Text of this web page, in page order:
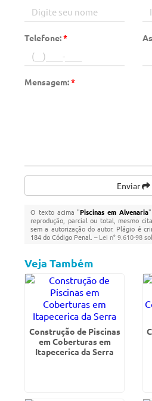
Telefone:*
Mensagem:*
Enviar
O texto acima "Piscinas em Alvenaria"
reprodução, parcial ou total, mesmo
sem a autorização do autor. Plágio é
184 do Código Penal. –Lei n° 9.610-98
Veja Também
Construção de Piscinas
em Coberturas em
Itapecerica da Serra